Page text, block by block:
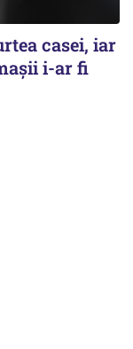
casei, iar
i-ar fi